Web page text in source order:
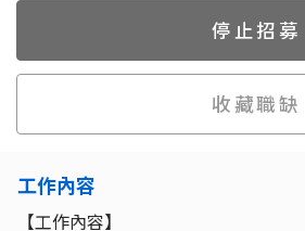
停止招募
收藏職缺
工作內容
【工作內容】